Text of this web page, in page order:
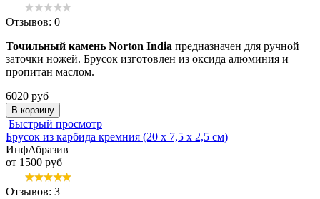
Отзывов: 0
Точильный камень Norton India предназначен для ручной
заточки ножей. Брусок изготовлен из оксида алюминия и
пропитан маслом.
6020 руб
В корзину
Быстрый просмотр
Брусок из карбида кремния (20 x 7,5 x 2,5 см)
ИнфАбразив
от 1500 руб
Отзывов: 3